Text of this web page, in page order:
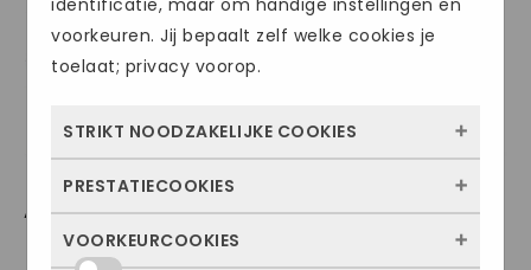
ADIDAS106
voorkeuren. Jij bepaalt zelf welke cookies je
toelaat; privacy voorop.
STRIKT NOODZAKELIJKE COOKIES
Deze cookies zorgen ervoor dat de website
kunnen niet worden uitgezet. Meestal
PRESTATIECOOKIES
Met deze cookies zien we hoe vaak onze
VOORKEURCOOKIES